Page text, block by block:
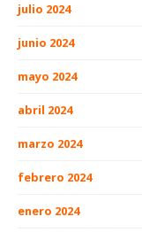
julio 2024
junio 2024
mayo 2024
abril 2024
marzo 2024
febrero 2024
enero 2024